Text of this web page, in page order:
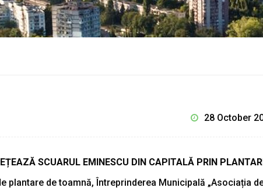
28 October
SCUARUL EMINESCU DIN CAPITALĂ PRIN
plantare de toamnă, Întreprinderea Municipală „Asociația